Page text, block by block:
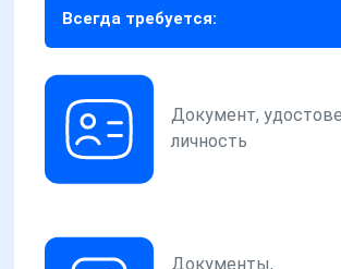
Всегда требуется:
Документ,
личность
Документы,